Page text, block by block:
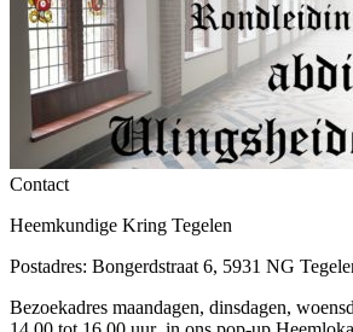
Contact
Heemkundige Kring Tegelen
Postadres: Bongerdstraat 6, 5931 NG
Bezoekadres maandagen, dinsdagen,